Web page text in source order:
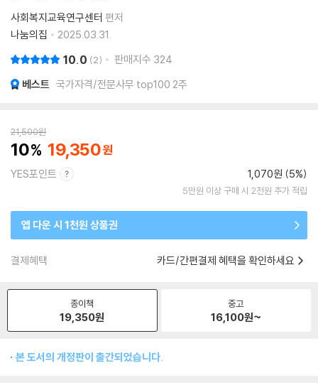
사회복지교육연구센터 편저
나눔의집
2025.03.31.
10.0 2 판매지수 324
베스트 국가자격/전문사무 top100 2주
21,500원
10 19,350
YES포인트 1,070원 (5%)
5만원 이상 구매 시 2천원 추가 적립
앱 다운 시 1천원 상품권
결제혜택 카드/간편결제 혜택을 확인하세요
종이책
19,350원
중고
16,100원~
본 도서의 개정판이 출간되었습니다.